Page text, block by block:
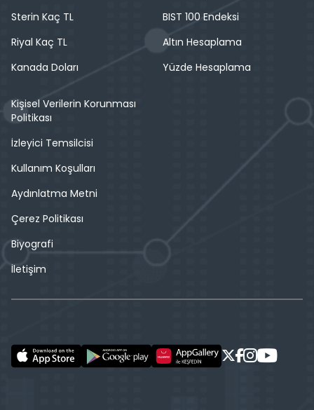
Sterin Kaç TL
Riyal Kaç TL
Kanada Doları
BIST 100 Endeksi
Altın Hesaplama
Yüzde Hesaplama
Kişisel Verilerin Korunması
Politikası
İzleyici Temsilcisi
Kullanım Koşulları
Aydınlatma Metni
Çerez Politikası
Biyografi
İletişim